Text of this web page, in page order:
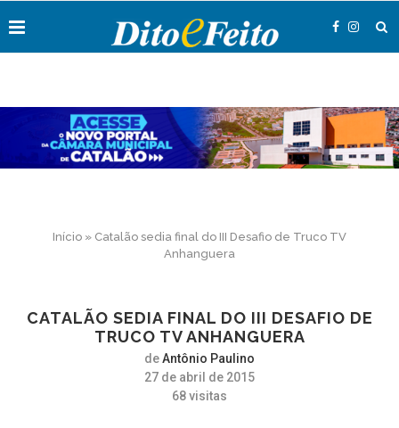
Início » Catalão sedia final do III Desafio de Truco TV
Anhanguera
CATALÃO SEDIA FINAL DO III DESAFIO DE
TRUCO TV ANHANGUERA
deAntônio Paulino
27 de abril de 2015
68visitas